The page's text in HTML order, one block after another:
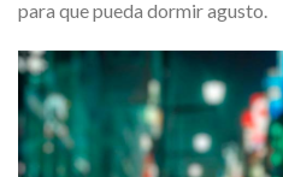
para que pueda dormir agusto.